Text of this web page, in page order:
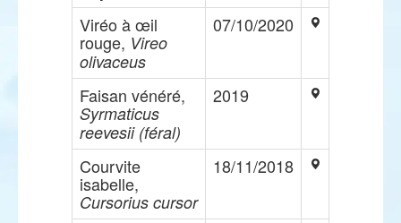
Viréo à œil
rouge, Vireo
olivaceus
07/10/2020
Faisan vénéré,
Syrmaticus
reevesii (féral)
2019
Courvite
isabelle,
Cursorius cursor
18/11/2018